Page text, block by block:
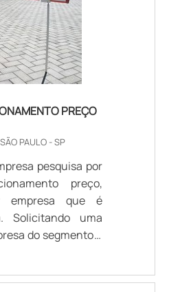
PREÇO
PAULO - SP
pesquisa por
preço,
empresa que é
Solicitando uma
do segmento e
de qualidade da
a questão é
preço, com